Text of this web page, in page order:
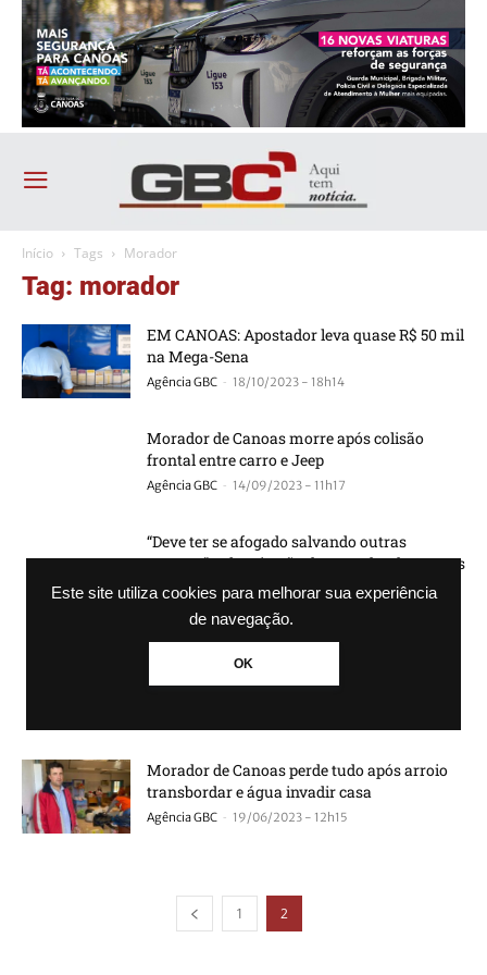
Este site utiliza cookies para melhorar sua experiência
de navegação.
OK
Início Tags Morador
Tag: morador
EM CANOAS: Apostador leva quase R$ 50 mil
na Mega-Sena
Agência GBC - 18/10/2023 - 18h14
Morador de Canoas morre após colisão
frontal entre carro e Jeep
Agência GBC - 14/09/2023 - 11h17
“Deve ter se afogado salvando outras
pessoas”, relata irmão de morador de Canoas
encontrado...
Agência GBC 08/09/2023 - 16h04
Morador de Canoas morre durante
tempestade em Muçum
Morador de Canoas perde tudo após arroio
transbordar e água invadir casa
Agência GBC - 19/06/2023 - 12h15
1 2